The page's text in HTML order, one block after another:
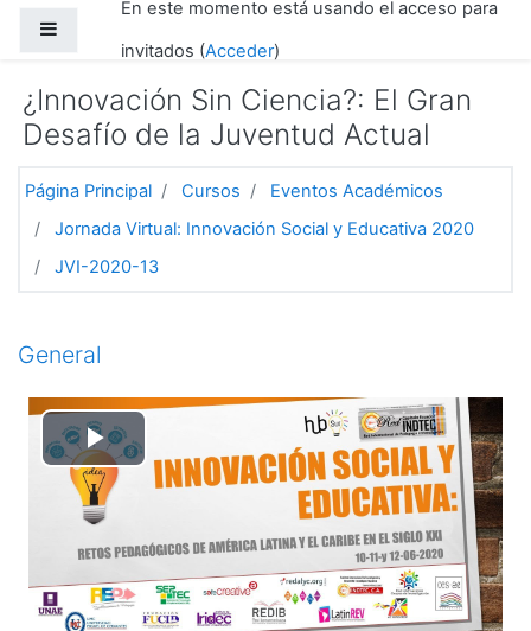
Salta al contenido principalEn este momento está usando el acceso para
invitados (Acceder)
¿Innovación Sin Ciencia?: El Gran
Desafío de la Juventud Actual
Página Principal Cursos
Eventos Académicos
Jornada Virtual: Innovación Social y Educativa 2020
JVI-2020-13
Diagrama de temas
General
Reproducir
Vídeo